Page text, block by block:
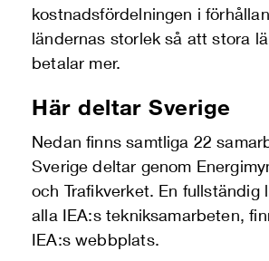
kostnadsfördelningen i
ländernas storlek så att stora
betalar mer.
Här deltar Sverige
Nedan finns samtliga 22
Sverige deltar genom
och Trafikverket. En fullständig
alla IEA:s tekniksamarbeten,
IEA:s webbplats.